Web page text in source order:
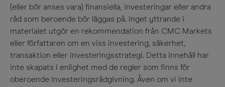
(eller bör anses vara) finansiella, investeringar eller andra
råd som beroende bör läggas på. Inget yttrande i
materialet utgör en rekommendation från CMC Markets
eller författaren om en viss investering, säkerhet,
transaktion eller investeringsstrategi. Detta innehåll har
inte skapats i enlighet med de regler som finns för
oberoende investeringsrådgivning. Även om vi inte